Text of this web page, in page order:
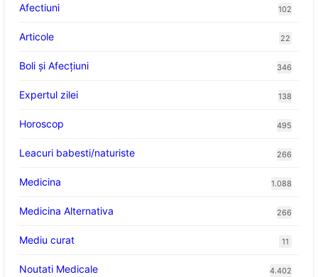
Afectiuni
102
Articole 22
Boli și Afecțiuni 346
Expertul zilei 138
Horoscop 495
Leacuri babesti/naturiste 266
Medicina 1.088
Medicina Alternativa 266
Mediu curat 11
Noutati Medicale 4.402